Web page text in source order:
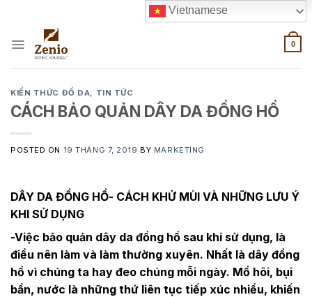
content
0
KIẾN THỨC ĐỒ DA, TIN TỨC
CÁCH BẢO QUẢN DÂY DA ĐỒNG HỒ
POSTED ON 19 THÁNG 7, 2019 BY MARKETING
DÂY DA ĐỒNG HỒ- CÁCH KHỬ MÙI VÀ NHỮNG LƯU Ý
KHI SỬ DỤNG
-Việc bảo quản dây da đồng hồ sau khi sử dụng, là
điều nên làm và làm thường xuyên. Nhất là dây đồng
hồ vì chúng ta hay đeo chúng mỗi ngày. Mồ hôi, bụi
bẩn, nước là những thứ liên tục tiếp xúc nhiều, khiến
Vietnamese